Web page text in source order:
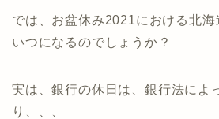
では、お盆休み2021における北海
いつになるのでしょうか？
実は、銀行の休日は、銀行法によ
り、、、